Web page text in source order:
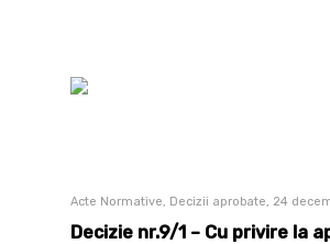
Acte Normative, Decizii aprobate, 24
Decizie nr.9/1 – Cu privire la